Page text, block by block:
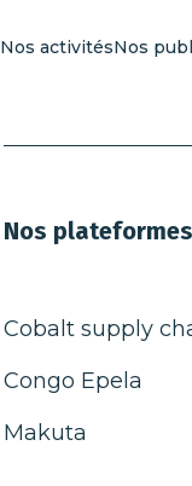
Nos activitésNos
Nos plateformes
Cobalt supply
Congo Epela
Makuta